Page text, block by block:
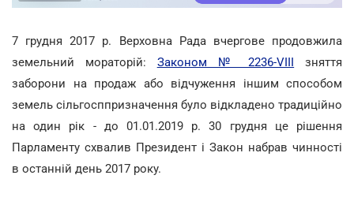
7 грудня 2017 р. Верховна Рада вчергове продовжила
земельний мораторій: Законом № 2236-VIII зняття
заборони на продаж або відчуження іншим способом
земель сільгосппризначення було відкладено традиційно
на один рік - до 01.01.2019 р. 30 грудня це рішення
Парламенту схвалив Президент і Закон набрав чинності
в останній день 2017 року.